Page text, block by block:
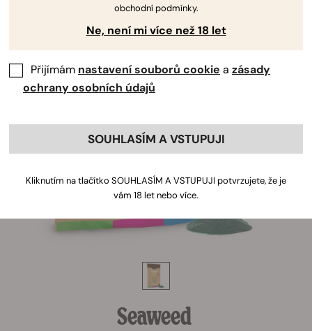
Seaweed
obchodní podmínky.
Ne, není mi více než 18 let
Přijímám nastavení souborů cookie a zásady
ochrany osobních údajů
SOUHLASÍM A VSTUPUJI
Kliknutím na tlačítko SOUHLASÍM A VSTUPUJI potvrzujete, že je
vám 18 let nebo více.